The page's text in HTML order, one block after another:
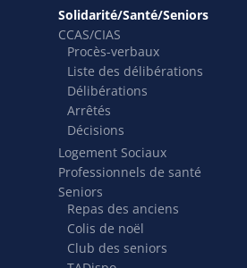
Solidarité/Santé/Seniors
CCAS/CIAS
Procès-verbaux
Liste des délibérations
Délibérations
Arrêtés
Décisions
Logement Sociaux
Professionnels de santé
Seniors
Repas des anciens
Colis de noël
Club des seniors